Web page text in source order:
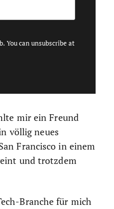
You can unsubscribe at
mir ein Freund
völlig neues
Francisco in einem
und trotzdem
Branche für mich